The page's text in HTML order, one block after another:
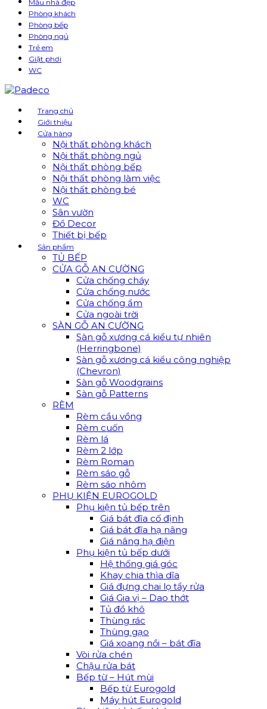
Mẫu nhà đẹp
Phòng khách
Phòng bếp
Phòng ngủ
Trẻ em
Giặt phơi
WC
Trang chủ
Giới thiệu
Cửa hàng
Nội thất phòng khách
Nội thất phòng ngủ
Nội thất phòng bếp
Nội thất phòng làm việc
Nội thất phòng bé
WC
Sân vườn
Đồ Decor
Thiết bị bếp
Sản phẩm
TỦ BẾP
CỬA GỖ AN CƯỜNG
Cửa chống cháy
Cửa chống nước
Cửa chống ẩm
Cửa ngoài trời
SÀN GỖ AN CƯỜNG
Sàn gỗ xương cá kiểu tự nhiên
(Herringbone)
Sàn gỗ xương cá kiểu công nghiệp
(Chevron)
Sàn gỗ Woodgrains
Sàn gỗ Patterns
RÈM
Rèm cầu vồng
Rèm cuốn
Rèm lá
Rèm 2 lớp
Rèm Roman
Rèm sáo gỗ
Rèm sáo nhôm
PHỤ KIỆN EUROGOLD
Phụ kiện tủ bếp trên
Giá bát đĩa cố định
Giá bát đĩa hạ nâng
Giá nâng hạ điện
Phụ kiện tủ bếp dưới
Hệ thống giá góc
Khay chia thìa dĩa
Giá đựng chai lọ tẩy rửa
Giá Gia vị – Dao thớt
Tủ đồ khô
Thùng rác
Thùng gạo
Giá xoang nồi – bát đĩa
Vòi rửa chén
Chậu rửa bát
Bếp từ – Hút mùi
Bếp từ Eurogold
Máy hút Eurogold